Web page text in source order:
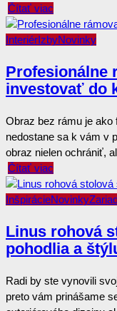
Čítať viac
InteriérIzbyNovinky
Profesionálne
investovať do
Obraz bez rámu je
nedostane sa k vám v
obraz nielen ochrániť,
Čítať viac
InšpirácieNovinky
Linus rohová
pohodlia a
Radi by ste vynovili
preto vám prinášame